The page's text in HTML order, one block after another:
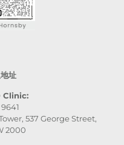
址
Clinic:
9641
537 George Street,
2000